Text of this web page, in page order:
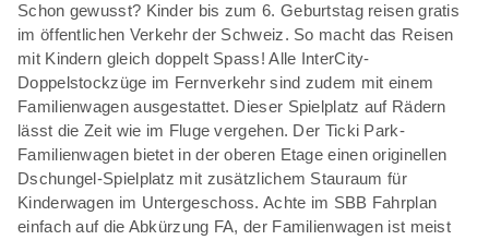
Schon gewusst? Kinder bis zum 6. Geburtstag reisen gratis
im öffentlichen Verkehr der Schweiz. So macht das Reisen
mit Kindern gleich doppelt Spass! Alle InterCity-
Doppelstockzüge im Fernverkehr sind zudem mit einem
Familienwagen ausgestattet. Dieser Spielplatz auf Rädern
lässt die Zeit wie im Fluge vergehen. Der Ticki Park-
Familienwagen bietet in der oberen Etage einen originellen
Dschungel-Spielplatz mit zusätzlichem Stauraum für
Kinderwagen im Untergeschoss. Achte im SBB Fahrplan
einfach auf die Abkürzung FA, der Familienwagen ist meist